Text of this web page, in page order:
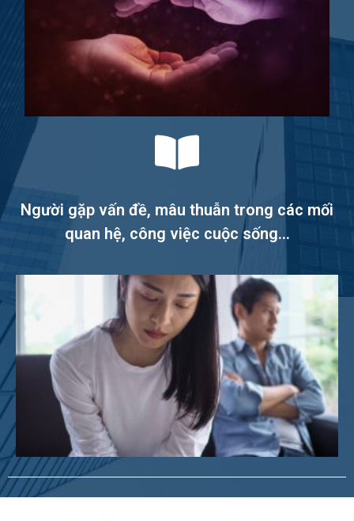
Người gặp vấn đề, mâu thuẫn trong các mối
quan hệ, công việc cuộc sống...